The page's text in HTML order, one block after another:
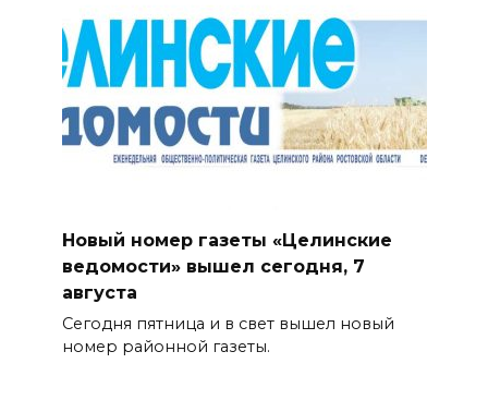
Новый номер газеты «Целинские
ведомости» вышел сегодня, 7
августа
Сегодня пятница и в свет вышел новый
номер районной газеты.